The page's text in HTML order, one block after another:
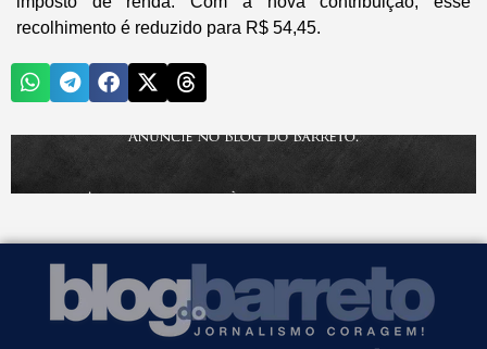
recolhimento é reduzido para R$ 54,45.